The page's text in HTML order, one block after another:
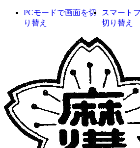
PCモードで画面を切
り替え
スマート
切り替え